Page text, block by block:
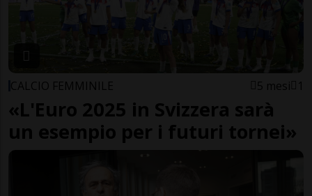
CALCIO FEMMINILE 5 mesi 1
«L'Euro 2025 in Svizzera sarà
un esempio per i futuri tornei»